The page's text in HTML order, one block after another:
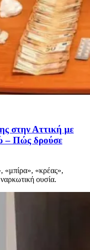
στην Αττική με
– Πώς δρούσε
«μπίρα», «κρέας»,
ουσία.